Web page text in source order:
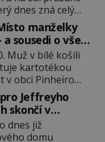
neváhá
práskače,
dnes zná celý
si nikdo
krádež.
přesvědčeni, že
v restaurátorské
Když se
jeden z
zloděje v […]
manželky
sousedi o všem
Muž v bílé košili
kartotékou
v obci Pinheiro
od farmy s
Něco tu
Ledaže by ta
byla ne
Jeffreyho
skončí v
vězeňských
dnes již
domu